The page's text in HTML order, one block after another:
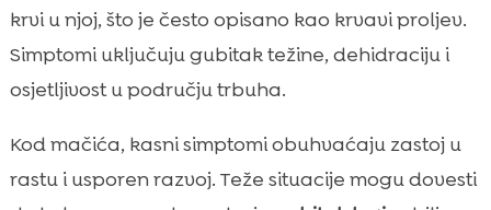
krvi u njoj, što je često opisano kao krvavi proljev.
Simptomi uključuju gubitak težine, dehidraciju i
osjetljivost u području trbuha.
Kod mačića, kasni simptomi obuhvaćaju zastoj u
rastu i usporen razvoj. Teže situacije mogu dovesti